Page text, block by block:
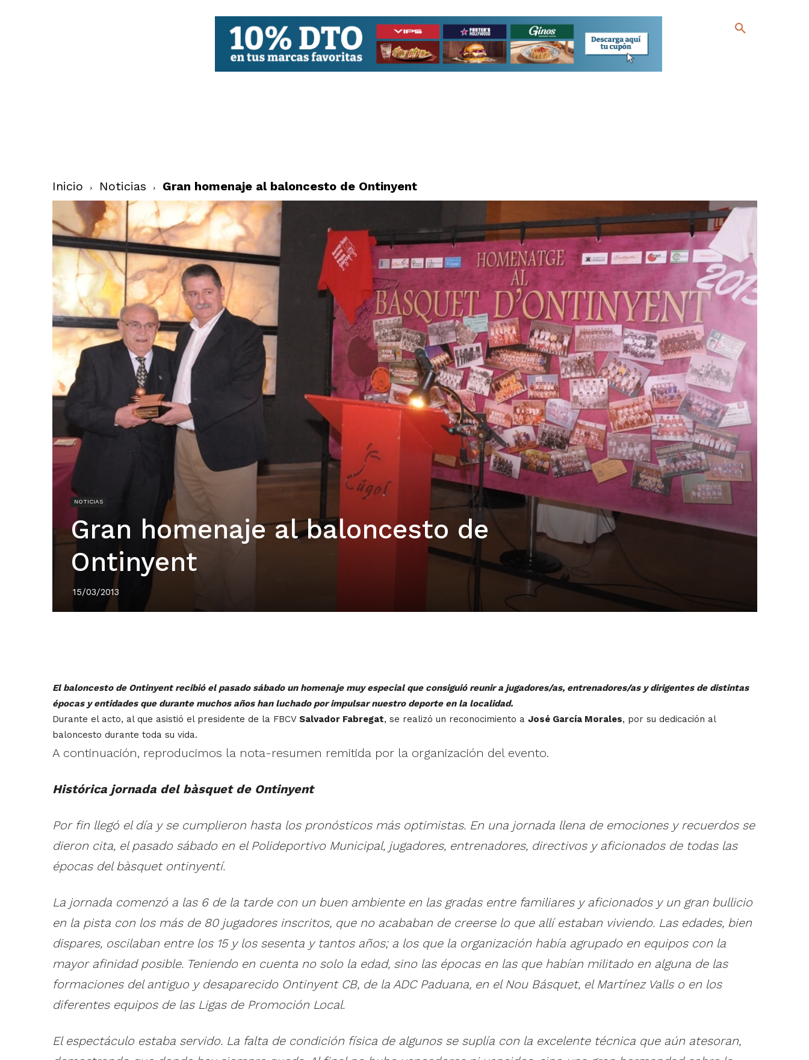
Inicio Noticias Gran homenaje al baloncesto de Ontinyent
NOTICIAS
Gran homenaje al baloncesto de
Ontinyent
15/03/2013
El baloncesto de Ontinyent recibió el pasado sábado un homenaje muy especial que consiguió reunir a jugadores/as, entrenadores/as y dirigentes de distintas
épocas y entidades que durante muchos años han luchado por impulsar nuestro deporte en la localidad.
Durante el acto, al que asistió el presidente de la FBCV Salvador Fabregat, se realizó un reconocimiento a José García Morales, por su dedicación al
baloncesto durante toda su vida.
A continuación, reproducimos la nota-resumen remitida por la organización del evento.
Histórica jornada del bàsquet de Ontinyent
Por fin llegó el día y se cumplieron hasta los pronósticos más optimistas. En una jornada llena de emociones y recuerdos se
dieron cita, el pasado sábado en el Polideportivo Municipal, jugadores, entrenadores, directivos y aficionados de todas las
épocas del bàsquet ontinyentí.
La jornada comenzó a las 6 de la tarde con un buen ambiente en las gradas entre familiares y aficionados y un gran bullicio
en la pista con los más de 80 jugadores inscritos, que no acababan de creerse lo que allí estaban viviendo. Las edades, bien
dispares, oscilaban entre los 15 y los sesenta y tantos años; a los que la organización había agrupado en equipos con la
mayor afinidad posible. Teniendo en cuenta no solo la edad, sino las épocas en las que habían militado en alguna de las
formaciones del antiguo y desaparecido Ontinyent CB, de la ADC Paduana, en el Nou Básquet, el Martínez Valls o en los
diferentes equipos de las Ligas de Promoción Local.
El espectáculo estaba servido. La falta de condición física de algunos se suplía con la excelente técnica que aún atesoran,